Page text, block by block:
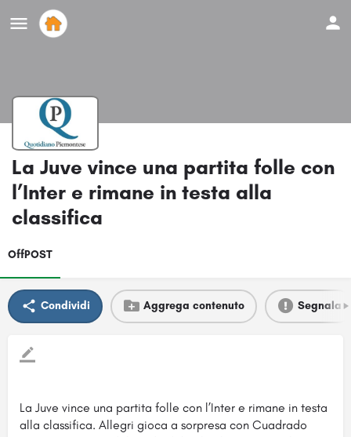
La Juve vince una partita folle con
l’Inter e rimane in testa alla
classifica
OffPOST
Condividi Aggrega contenuto Segnala
La Juve vince una partita folle con l’Inter e rimane in testa
alla classifica. Allegri gioca a sorpresa con Cuadrado